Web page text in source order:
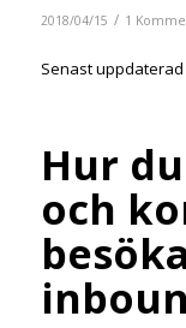
2018/04/15 / 1
Senast uppdaterad
Hur
och